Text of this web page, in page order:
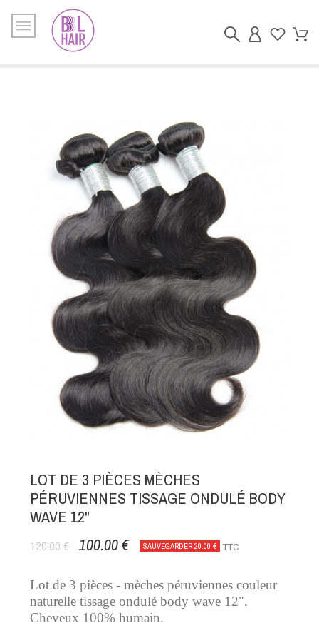
LOT DE 3 PIÈCES MÈCHES
PÉRUVIENNES TISSAGE ONDULÉ BODY
WAVE 12"
120.00 € 100.00 € SAUVEGARDER 20.00 € TTC
Lot de 3 pièces - mèches péruviennes couleur
naturelle tissage ondulé body wave 12".
Cheveux 100% humain.